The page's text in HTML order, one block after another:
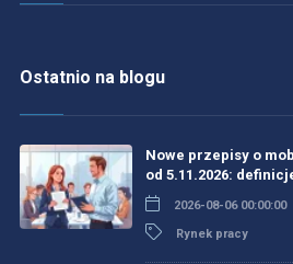
Ostatnio na blogu
Nowe przepisy o
od 5.11.2026:
2026-08-06 00:00:00
Rynek pracy